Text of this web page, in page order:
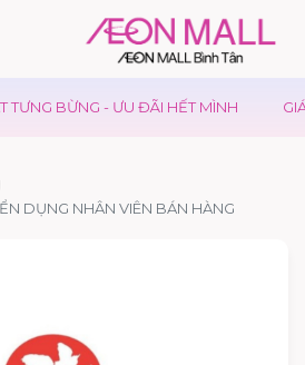
BỪNG - ƯU ĐÃI HẾT MÌNH GIÁ
DỤNG NHÂN VIÊN BÁN HÀNG